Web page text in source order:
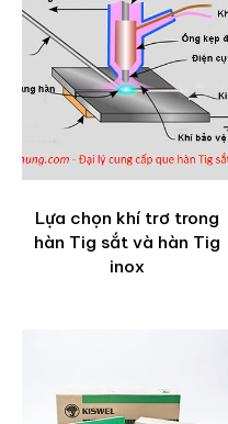
Lựa chọn khí trơ trong
hàn Tig sắt và hàn Tig
inox